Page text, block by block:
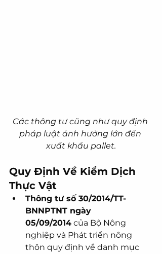
Các thông tư cũng như quy định
pháp luật ảnh hưởng lớn đến
xuất khẩu pallet.
Quy Định Về Kiểm Dịch
Thực Vật
Thông tư số 30/2014/TT-
BNNPTNT ngày
05/09/2014 của Bộ Nông
nghiệp và Phát triển nông
thôn quy định về danh mục